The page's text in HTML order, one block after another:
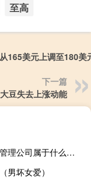
至高
165美元上调至180美
下一篇
豆失去上涨动能
金融资产管理公司属于什么机构
男坏女爱）